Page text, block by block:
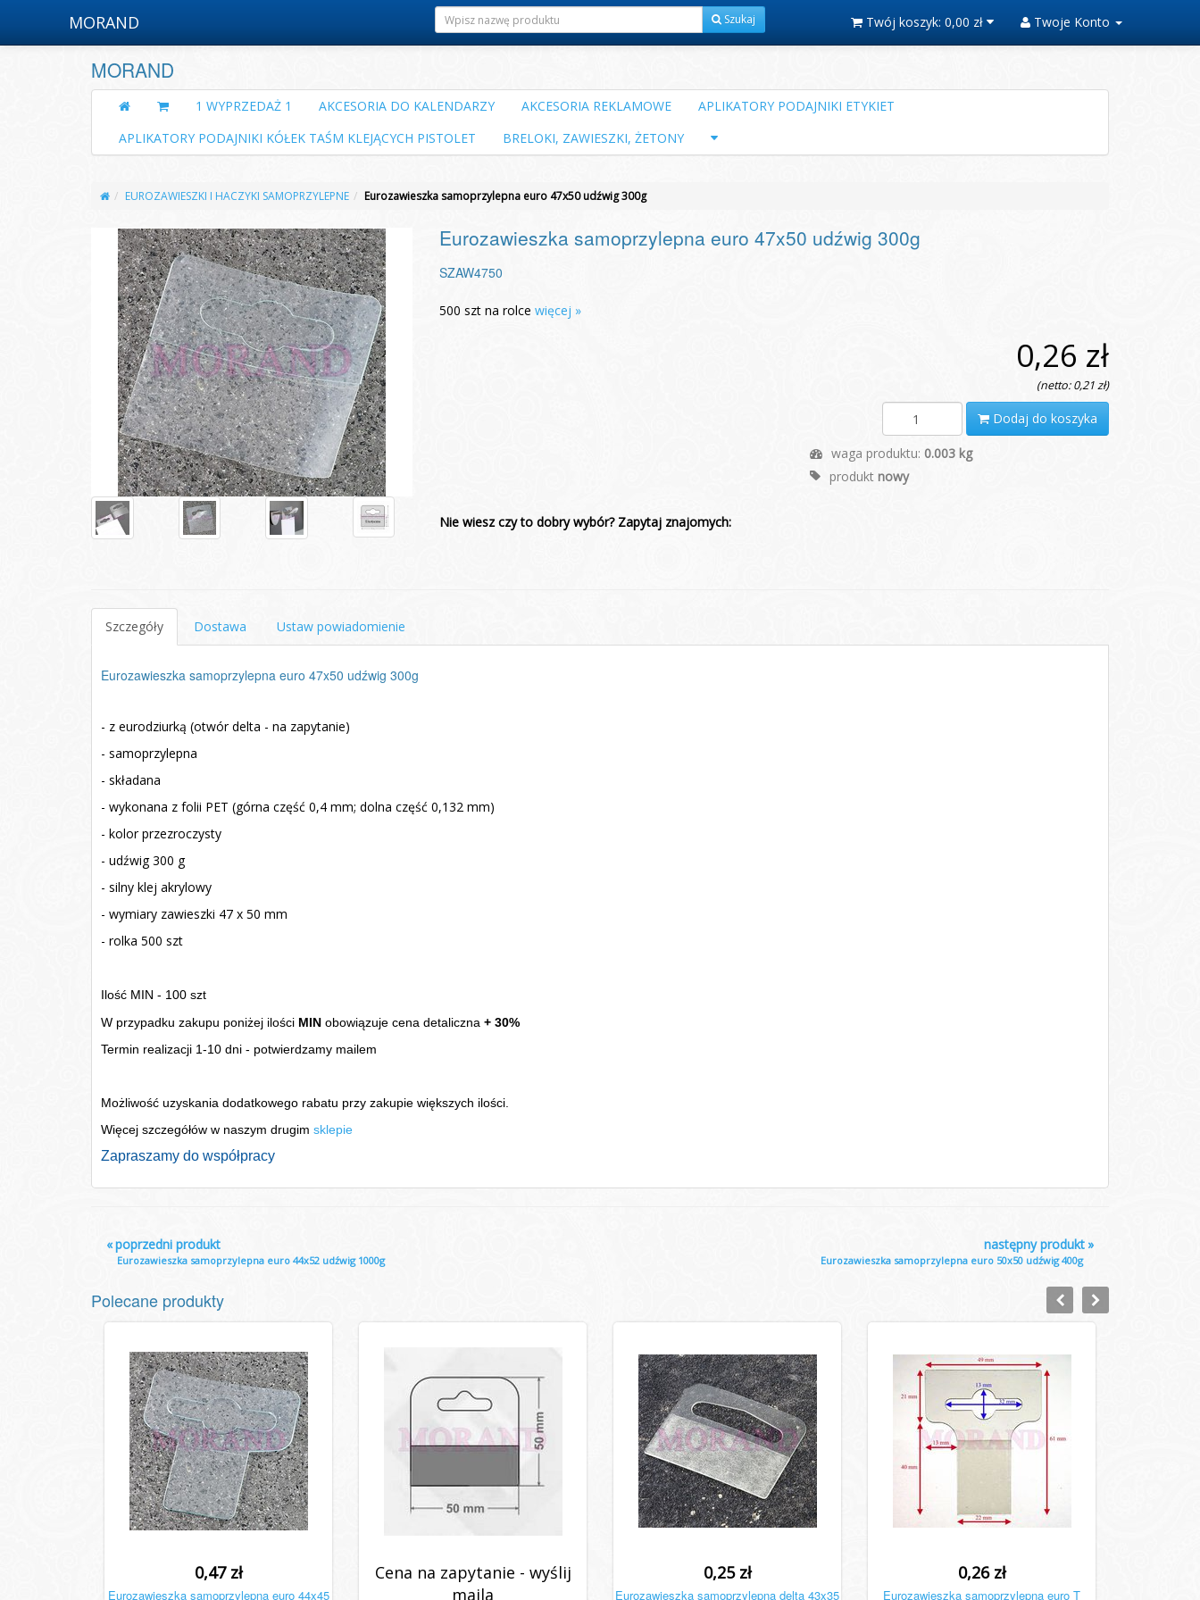
MORAND Szukaj Twój koszyk: 0,00 zł Twoje Konto
MORAND
1 WYPRZEDAŻ 1 AKCESORIA DO KALENDARZY AKCESORIA REKLAMOWE
APLIKATORY PODAJNIKI ETYKIET
APLIKATORY PODAJNIKI KÓŁEK TAŚM KLEJĄCYCH PISTOLET
BRELOKI, ZAWIESZKI, ŻETONY
EUROZAWIESZKI I HACZYKI SAMOPRZYLEPNE Eurozawieszka samoprzylepna euro 47x50 udźwig 300g
Eurozawieszka samoprzylepna euro 47x50 udźwig 300g
SZAW4750
500 szt na rolce więcej »
0,26 zł
(netto: 0,21 zł)
Dodaj do koszyka
waga produktu: 0.003 kg
produkt nowy
Nie wiesz czy to dobry wybór? Zapytaj znajomych:
Szczegóły Dostawa Ustaw powiadomienie
Eurozawieszka samoprzylepna euro 47x50 udźwig 300g
- z eurodziurką (otwór delta - na zapytanie)
- samoprzylepna
- składana
- wykonana z folii PET (górna część 0,4 mm; dolna część 0,132 mm)
- kolor przezroczysty
- udźwig 300 g
- silny klej akrylowy
- wymiary zawieszki 47 x 50 mm
- rolka 500 szt
Ilość MIN - 100 szt
W przypadku zakupu poniżej ilości MIN obowiązuje cena detaliczna + 30%
Termin realizacji 1-10 dni - potwierdzamy mailem
Możliwość uzyskania dodatkowego rabatu przy zakupie większych ilości.
Więcej szczegółów w naszym drugim sklepie
Zapraszamy do współpracy
«poprzedni produkt
Eurozawieszka samoprzylepna euro 44x52 udźwig 1000g
»
następny produkt
Eurozawieszka samoprzylepna euro 50x50 udźwig 400g
Polecane produkty
0,47 zł
Eurozawieszka samoprzylepna euro 44x45
Cena na zapytanie - wyślij
maila
0,25 zł
Eurozawieszka samoprzylepna delta 43x35
0,26 zł
Eurozawieszka samoprzylepna euro T